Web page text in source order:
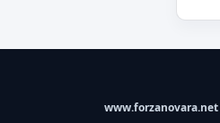
www.forzanovara.net